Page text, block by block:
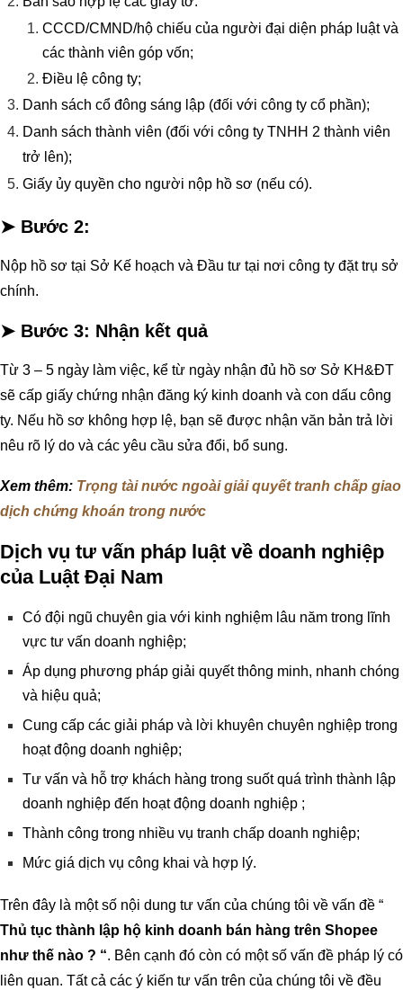
CCCD/CMND/hộ chiếu của người đại diện pháp luật và
các thành viên góp vốn;
Điều lệ công ty;
Danh sách cổ đông sáng lập (đối với công ty cổ phần);
Danh sách thành viên (đối với công ty TNHH 2 thành viên
trở lên);
Giấy ủy quyền cho người nộp hồ sơ (nếu có).
➤ Bước 2:
Nộp hồ sơ tại Sở Kế hoạch và Đầu tư tại nơi công ty đặt trụ sở
chính.
➤ Bước 3: Nhận kết quả
Từ 3 – 5 ngày làm việc, kể từ ngày nhận đủ hồ sơ Sở KH&ĐT
sẽ cấp giấy chứng nhận đăng ký kinh doanh và con dấu công
ty. Nếu hồ sơ không hợp lệ, bạn sẽ được nhận văn bản trả lời
nêu rõ lý do và các yêu cầu sửa đổi, bổ sung.
Xem thêm: Trọng tài nước ngoài giải quyết tranh chấp giao
dịch chứng khoán trong nước
Dịch vụ tư vấn pháp luật về doanh nghiệp
của Luật Đại Nam
Có đội ngũ chuyên gia với kinh nghiệm lâu năm trong lĩnh
vực tư vấn doanh nghiệp;
Áp dụng phương pháp giải quyết thông minh, nhanh chóng
và hiệu quả;
Cung cấp các giải pháp và lời khuyên chuyên nghiệp trong
hoạt động doanh nghiệp;
Tư vấn và hỗ trợ khách hàng trong suốt quá trình thành lập
doanh nghiệp đến hoạt động doanh nghiệp ;
Thành công trong nhiều vụ tranh chấp doanh nghiệp;
Mức giá dịch vụ công khai và hợp lý.
Trên đây là một số nội dung tư vấn của chúng tôi về vấn đề “
Thủ tục thành lập hộ kinh doanh bán hàng trên Shopee
như thế nào ? “. Bên cạnh đó còn có một số vấn đề pháp lý có
liên quan. Tất cả các ý kiến tư vấn trên của chúng tôi về đều